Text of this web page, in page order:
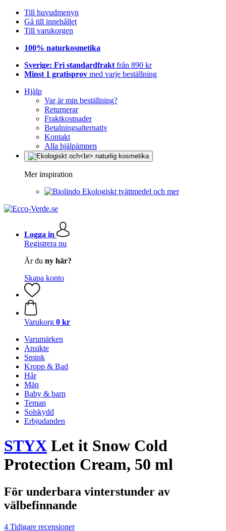
Till huvudmenyn
Gå till innehållet
Till varukorgen
100% naturkosmetika
Sverige: Fri standardfrakt från 890 kr
Minst 1 gratisprov med varje beställning
Hjälp
Var är min beställning?
Returnerar
Fraktkostnader
Betalningsalternativ
Kontakt
Alla hjälpämnen
Mer inspiration
Ekologiskt tvättmedel och mer
Logga in
Registrera nu
Är du ny här?
Skapa konto
Varukorg 0 kr
Varumärken
Ansikte
Smink
Kropp & Bad
Hår
Män
Baby & barn
Teman
Solskydd
Erbjudanden
STYX Let it Snow Cold
Protection Cream, 50 ml
För underbara vinterstunder av
välbefinnande
4 Tidigare recensioner